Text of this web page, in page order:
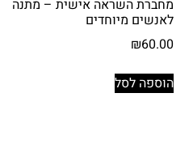
מחברת השראה אישית – מתנה
לאנשים מיוחדים
₪60.00
הוספה לסל